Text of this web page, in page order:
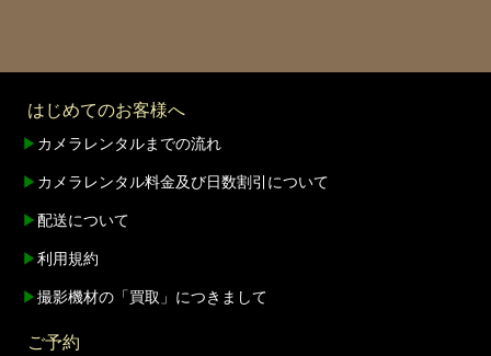
はじめてのお客様へ
▶ カメラレンタルまでの流れ
▶ カメラレンタル料金及び日数割引について
▶配送について
▶利用規約
▶撮影機材の「買取」につきまして
ご予約